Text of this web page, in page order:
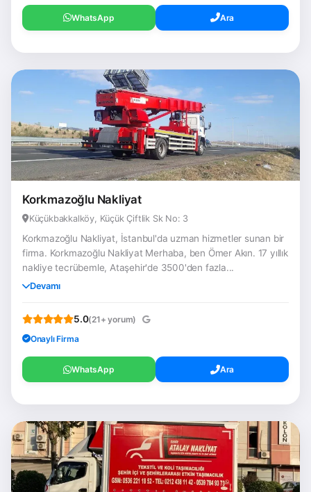
WhatsApp Ara
Korkmazoğlu Nakliyat
Küçükbakkalköy, Küçük Çiftlik Sk No: 3
Korkmazoğlu Nakliyat, İstanbul'da uzman hizmetler sunan bir
firma. Korkmazoğlu Nakliyat Merhaba, ben Ömer Akın. 17 yıllık
nakliye tecrübemle, Ataşehir'de 3500'den fazla...
Devamı
5.0(21+ yorum)
Onaylı Firma
WhatsApp Ara